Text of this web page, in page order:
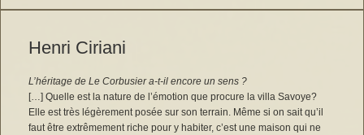
Henri Ciriani
L’héritage de Le Corbusier a-t-il encore un sens ?
[…] Quelle est la nature de l’émotion que procure la villa Savoye?
Elle est très légèrement posée sur son terrain. Même si on sait qu’il
faut être extrêmement riche pour y habiter, c’est une maison qui ne